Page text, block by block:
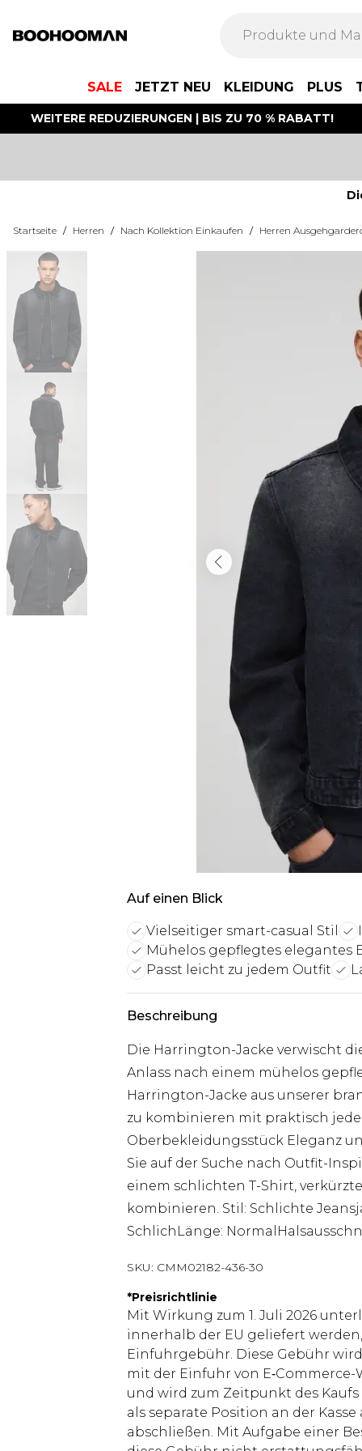
SALE JETZT NEU KLEIDUNG PLUS
WEITERE REDUZIERUNGEN | BIS ZU 70 % RABATT!
Startseite / Herren / Nach Kollektion Einkaufen / Herren
Auf einen Blick
Vielseitiger smart-casual Stil
Mühelos gepflegtes elegantes
Passt leicht zu jedem Outfit
Beschreibung
Die Harrington-Jacke verwischt
Anlass nach einem mühelos
Harrington-Jacke aus unserer
zu kombinieren mit praktisch
Oberbekleidungsstück Eleganz
Sie auf der Suche nach Outfit-
einem schlichten T-Shirt,
kombinieren. Stil: Schlichte
SchlichLänge:
SKU: CMM02182-436-30
*Preisrichtlinie
Mit Wirkung zum 1. Juli 2026
innerhalb der EU geliefert
Einfuhrgebühr. Diese Gebühr
mit der Einfuhr von
und wird zum Zeitpunkt des
als separate Position an der
abschließen. Mit Aufgabe einer